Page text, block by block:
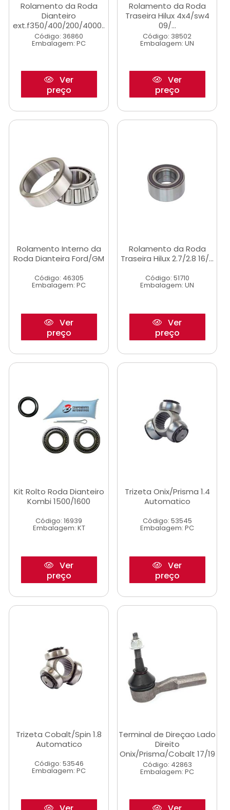
Rolamento da Roda
Dianteiro
ext.f350/400/200/4000..
Código: 36860
Embalagem: PC
Ver
preço
Rolamento da Roda
Traseira Hilux 4x4/sw4
09/...
Código: 38502
Embalagem: UN
Ver
preço
Rolamento Interno da
Roda Dianteira Ford/GM
Código: 46305
Embalagem: PC
Ver
preço
Rolamento da Roda
Traseira Hilux 2.7/2.8 16/...
Código: 51710
Embalagem: UN
Ver
preço
Kit Rolto Roda Dianteiro
Kombi 1500/1600
Código: 16939
Embalagem: KT
Ver
preço
Trizeta Onix/Prisma 1.4
Automatico
Código: 53545
Embalagem: PC
Ver
preço
Trizeta Cobalt/Spin 1.8
Automatico
Código: 53546
Embalagem: PC
Terminal de Direçao Lado
Direito
Onix/Prisma/Cobalt 17/19
Código: 42863
Embalagem: PC